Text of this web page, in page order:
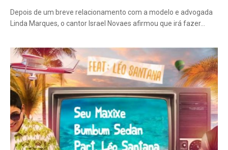
Depois de um breve relacionamento com a modelo e advogada
Linda Marques, o cantor Israel Novaes afirmou que irá fazer…